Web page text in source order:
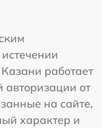
работает
от
на сайте,
характер и